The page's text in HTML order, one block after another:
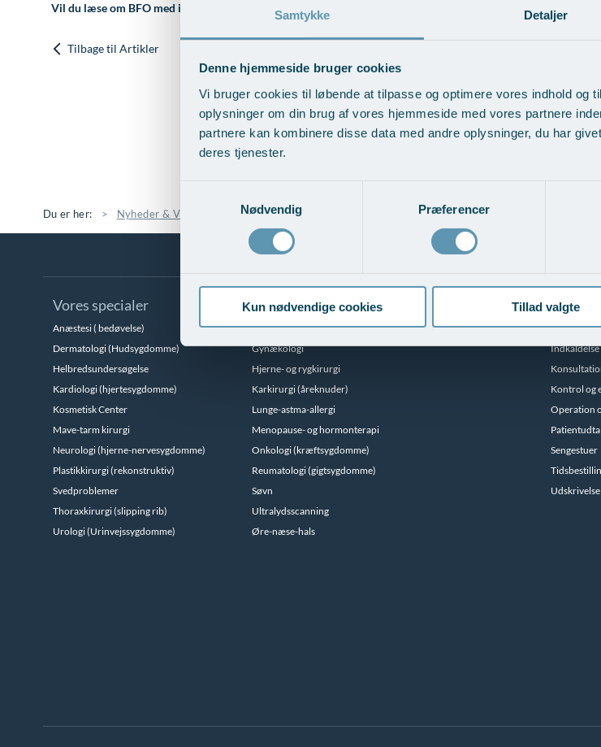
Samtykke Detaljer
Denne hjemmeside bruger cookies
Vi bruger cookies til løbende at tilpasse og optimere vores indhold og
oplysninger om din brug af vores hjemmeside med vores partnere
partnere kan kombinere disse data med andre oplysninger, du har
deres tjenester.
Nødvendig
Præferencer
Kun nødvendige cookies Tillad valgte
Vil du læse om BFO med implantater på Plastikkirurgisk Center
Tilbage til Artikler
Du er her: Nyheder & Viden Artikler 10-årig klinisk undersøgelse understreger sikkerheden og
Vores specialer
Anæstesi ( bedøvelse)
Brystsygdomme
Dermatologi (Hudsygdomme)
Gynækologi
Helbredsundersøgelse
Hjerne- og rygkirurgi
Kardiologi (hjertesygdomme)
Karkirurgi (åreknuder)
Kosmetisk Center
Lunge-astma-allergi
Mave-tarm kirurgi
Menopause- og hormonterapi
Neurologi (hjerne-nervesygdomme)
Onkologi (kræftsygdomme)
Plastikkirurgi (rekonstruktiv)
Reumatologi (gigtsygdomme)
Svedproblemer
Søvn
Thoraxkirurgi (slipping rib)
Ultralydsscanning
Urologi (Urinvejssygdomme)
Øre-næse-hals
Forplejning
Indkaldelse
Kontrol og
Operation
Sengestuer
Udskrivelse